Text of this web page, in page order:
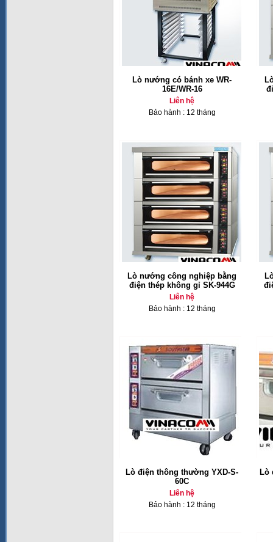
Lò nướng có bánh xe WR-
16E/WR-16
Liên hệ
Bảo hành : 12 tháng
Lò nướng công nghiệp bằng
điện thép không gỉ SK-944G
Liên hệ
Bảo hành : 12 tháng
Lò điện thông thường YXD-S-
60C
Liên hệ
Bảo hành : 12 tháng
Lò